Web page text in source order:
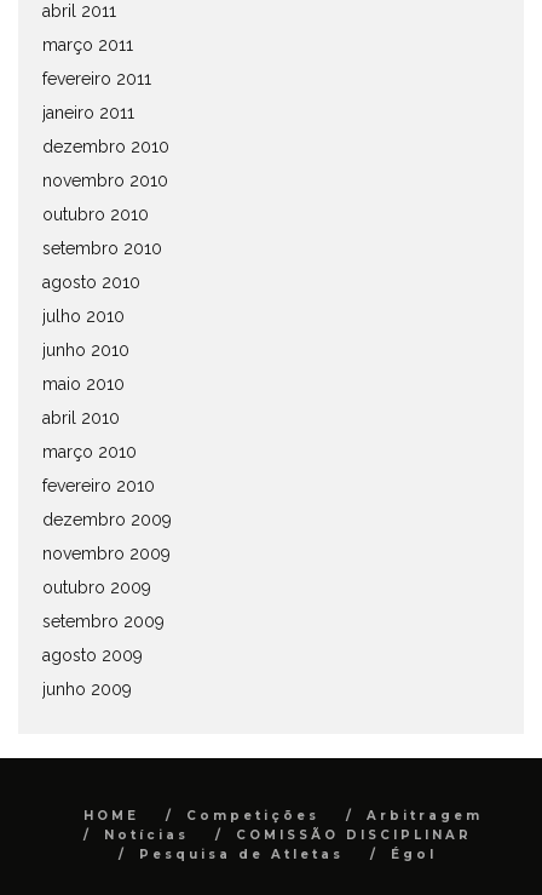
abril 2011
março 2011
fevereiro 2011
janeiro 2011
dezembro 2010
novembro 2010
outubro 2010
setembro 2010
agosto 2010
julho 2010
junho 2010
maio 2010
abril 2010
março 2010
fevereiro 2010
dezembro 2009
novembro 2009
outubro 2009
setembro 2009
agosto 2009
junho 2009
HOME Competições
Arbitragem
Notícias
COMISSÃO DISCIPLINAR
Pesquisa de Atletas
Égol